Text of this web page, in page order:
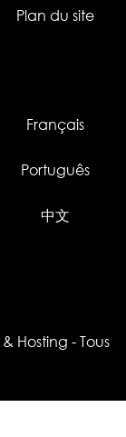
Plan du site
Français
Português
中文
& Hosting - Tous